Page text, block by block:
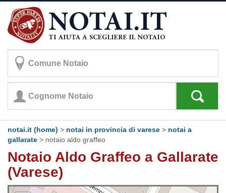
notai.it (home) > notai in provincia di varese > notai a
gallarate > notaio aldo graffeo
Notaio Aldo Graffeo a Gallarate
(Varese)